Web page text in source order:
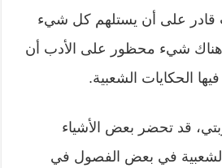
قادر على أن يستلهم كل شيء
هناك شيء محظور على الأدب أن
الحكايات الشعبية.
قد تحضر بعض الأشياء
الشعبية في بعض الفصول في